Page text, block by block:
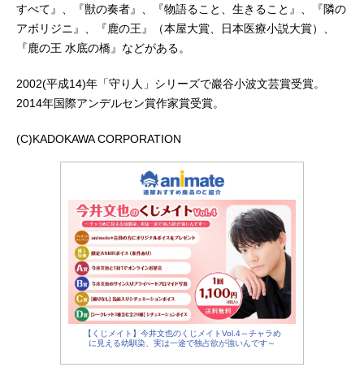
すべて』、『獣の奏者』、『物語ること、生きること』、『隣の
アボリジニ』、『鹿の王』（本屋大賞、日本医療小説大賞）、
『鹿の王 水底の橋』などがある。
2002(平成14)年「守り人」シリーズで巖谷小波文芸賞受賞。
2014年国際アンデルセン賞作家賞受賞。
(C)KADOKAWA CORPORATION
【くじメイト】今井文也のくじメイトVol.4～チャラめ
に見える幼馴染、実は一途で独占欲が強いんです～